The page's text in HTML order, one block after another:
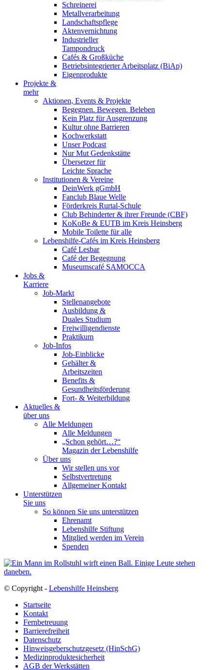
Schreinerei
Metallverarbeitung
Landschaftspflege
Aktenvernichtung
Industrieller
Tampondruck
Cafés & Großküche
Betriebsintegrierter Arbeitsplatz (BiAp)
Eigenprodukte
Projekte &
mehr
Aktionen, Events & Projekte
Begegnen. Bewegen. Beleben
Kein Platz für Ausgrenzung
Kultur ohne Barrieren
Kochwerkstatt
Unser Podcast
Nur Mut Gedenkstätte
Übersetzer für
Leichte Sprache
Institutionen & Vereine
DeinWerk gGmbH
Fanclub Blaue Welle
Förderkreis Rurtal-Schule
Club Behinderter & ihrer Freunde (CBF)
KoKoBe & EUTB im Kreis Heinsberg
Mobile Toilette für alle
Lebenshilfe-Cafés im Kreis Heinsberg
Café Lesbar
Café der Begegnung
Museumscafé SAMOCCA
Jobs &
Karriere
Job-Markt
Stellenangebote
Ausbildung &
Duales Studium
Freiwilligendienste
Praktikum
Job-Infos
Job-Einblicke
Gehälter &
Arbeitszeiten
Benefits &
Gesundheitsförderung
Fort- & Weiterbildung
Aktuelles &
über uns
Alle Meldungen
Alle Meldungen
„Schon gehört…?“
Magazin der Lebenshilfe
Über uns
Wir stellen uns vor
Selbstvertretung
Allgemeiner Kontakt
Unterstützen
Sie uns
So können Sie uns unterstützen
Ehrenamt
Lebenshilfe Stiftung
Mitglied werden im Verein
Spenden
© Copyright - Lebenshilfe Heinsberg
Startseite
Kontakt
Fernbetreuung
Barrierefreiheit
Datenschutz
Hinweisgeberschutzgesetz (HinSchG)
Medizinproduktesicherheit
AGB der Werkstätten